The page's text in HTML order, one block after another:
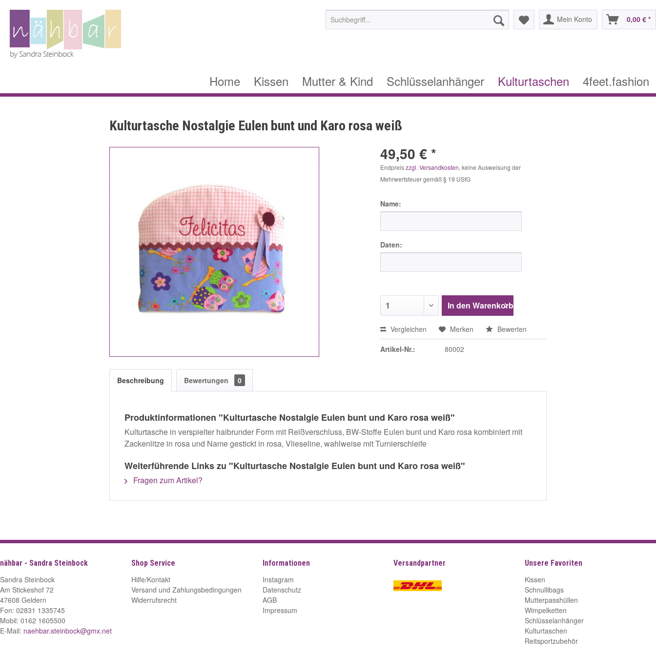
Mein Konto 0,00 € *
Home Kissen Mutter & Kind Schlüsselanhänger Kulturtaschen 4feet.fashion
Kulturtasche Nostalgie Eulen bunt und Karo rosa weiß
49,50 € *
Endpreiszzgl. Versandkosten, keine Ausweisung der
Mehrwertsteuer gemäß § 19 UStG
Name:
Daten:
In den Warenkorb
Vergleichen Merken Bewerten
Artikel-Nr.: 80002
Beschreibung Bewertungen 0
Produktinformationen "Kulturtasche Nostalgie Eulen bunt und Karo rosa weiß"
Kulturtasche in verspielter halbrunder Form mit Reißverschluss, BW-Stoffe Eulen bunt und Karo rosa kombiniert mit
Zackenlitze in rosa und Name gestickt in rosa, Vlieseline, wahlweise mit Turnierschleife
Weiterführende Links zu "Kulturtasche Nostalgie Eulen bunt und Karo rosa weiß"
Fragen zum Artikel?
nähbar - Sandra Steinbock
Sandra Steinbock
Am Stickeshof 72
47608 Geldern
Fon: 02831 1335745
Mobil: 0162 1605500
E-Mail: naehbar.steinbock@gmx.net
Shop Service
Hilfe/Kontakt
Versand und Zahlungsbedingungen
Widerrufsrecht
Informationen
Instagram
Datenschutz
AGB
Impressum
Versandpartner Unsere Favoriten
Kissen
Schnullibags
Mutterpasshüllen
Wimpelketten
Schlüsselanhänger
Kulturtaschen
Reitsportzubehör